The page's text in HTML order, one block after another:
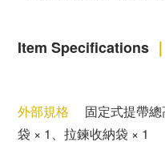
Item Specifications ｜
外部規格 固定式提帶
袋 × 1 、 拉鍊收納袋 × 1